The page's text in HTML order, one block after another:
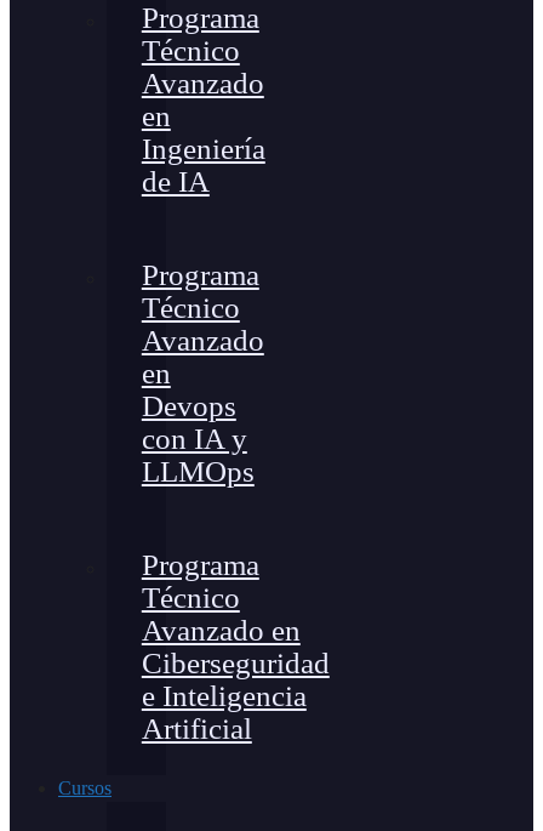
Programa
Técnico
Avanzado
en
Ingeniería
de IA
Programa
Técnico
Avanzado
en
Devops
con IA y
LLMOps
Programa
Técnico
Avanzado en
Ciberseguridad
e Inteligencia
Artificial
Cursos